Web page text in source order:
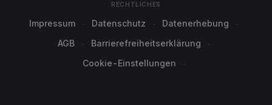
RECHTLICHES
Impressum Datenschutz
Datenerhebung
AGB
Barrierefreiheitserklärung
Cookie-Einstellungen